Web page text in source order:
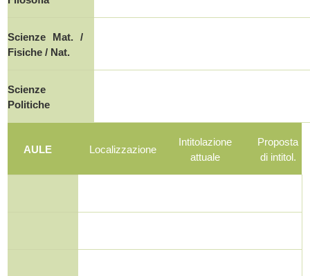
Scienze Mat. /
Fisiche / Nat.
Scienze
Politiche
AULE Localizzazione
Intitolazione
attuale
Proposta
di intitol.